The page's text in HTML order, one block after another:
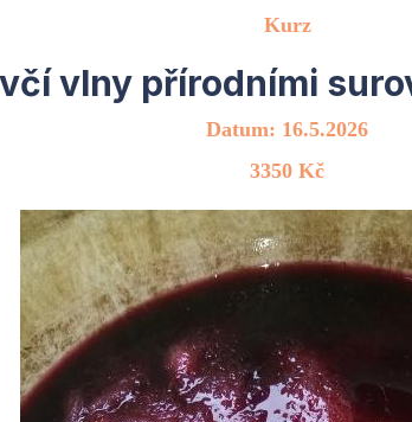
Kurz
vlny přírodními
Datum: 16.5.2026
3350 Kč